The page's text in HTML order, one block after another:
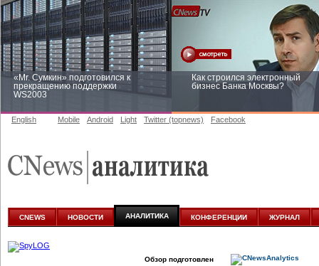
«Mr. Сумкин» подготовился к
прекращению поддержки
WS2003
Как строился электронный
бизнес Банка Москвы?
аналитике
English Mobile Android Light Twitter (topnews) Facebook
CNEWS НОВОСТИ АНАЛИТИКА КОНФЕРЕНЦИИ ЖУРНАЛ
Обзор подготовлен